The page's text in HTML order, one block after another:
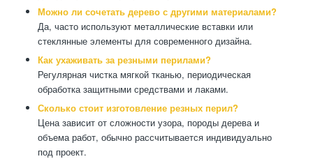
Можно ли сочетать дерево с другими материалами?
Да, часто используют металлические вставки или
стеклянные элементы для современного дизайна.
Как ухаживать за резными перилами?
Регулярная чистка мягкой тканью, периодическая
обработка защитными средствами и лаками.
Сколько стоит изготовление резных перил?
Цена зависит от сложности узора, породы дерева и
объема работ, обычно рассчитывается индивидуально
под проект.